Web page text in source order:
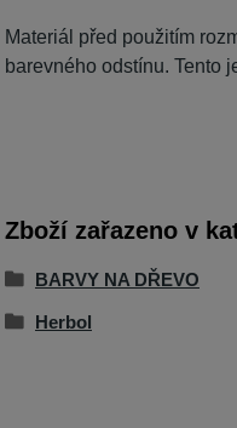
Materiál před použitím
barevného odstínu. Tento
Zboží zařazeno v
BARVY NA DŘEVO
Herbol